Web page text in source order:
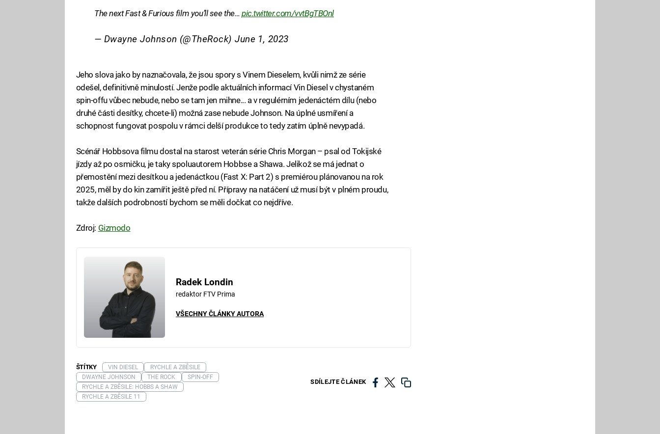
The next Fast & Furious film you’ll see the…pic.twitter.com/vvtBgTBOnl
— Dwayne Johnson (@TheRock)June 1, 2023
Jeho slova jako by naznačovala, že jsou spory s Vinem Dieselem, kvůli nimž ze série
odešel, definitivně minulostí. Jenže podle aktuálních informací Vin Diesel v chystaném
spin-offu vůbec nebude, nebo se tam jen mihne... a v regulérním jedenáctém dílu (nebo
druhé části desítky, chcete-li) možná zase nebude Johnson. Na úplné usmíření a
schopnost fungovat pospolu v rámci delší produkce to tedy zatím úplně nevypadá.
Scénář Hobbsova filmu dostal na starost veterán série Chris Morgan – psal od Tokijské
jízdy až po osmičku, je taky spoluautorem Hobbse a Shawa. Jelikož se má jednat o
přemostění mezi desítkou a jedenáctkou (Fast X: Part 2) s premiérou plánovanou na rok
2025, měl by do kin zamířit ještě před ní. Přípravy na natáčení už musí být v plném proudu,
takže dalších podrobností bychom se měli dočkat co nejdříve.
Zdroj: Gizmodo
Radek Londin
redaktor FTV Prima
VŠECHNY ČLÁNKY AUTORA
SDÍLEJTE ČLÁNEK
ŠTÍTKY VIN DIESEL
RYCHLE A ZBĚSILE
DWAYNE JOHNSON
THE ROCK
SPIN-OFF
RYCHLE A ZBĚSILE: HOBBS A SHAW
RYCHLE A ZBĚSILE 11